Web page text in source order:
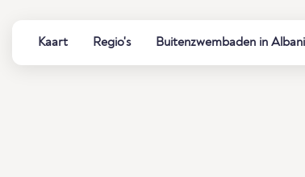
Kaart Regio's Buitenzwembaden in